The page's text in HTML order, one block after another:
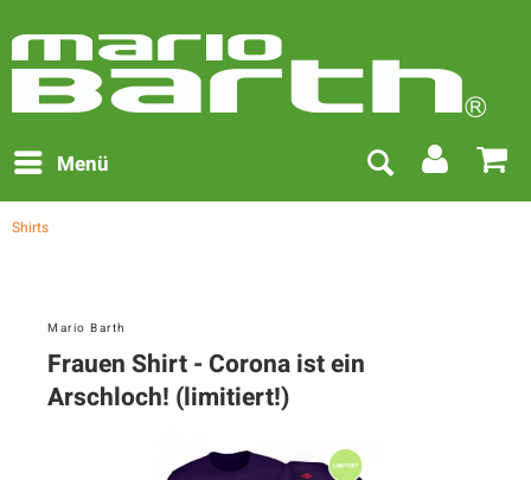
Menü
Shirts
Mario Barth
Frauen Shirt - Corona ist ein
Arschloch! (limitiert!)